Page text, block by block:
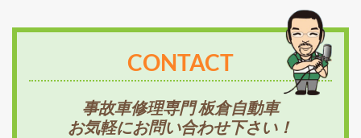
CONTACT
事故車修理専門 板倉自動車
お気軽にお問い合わせ下さい！